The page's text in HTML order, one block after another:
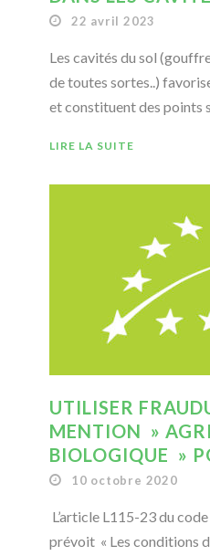
22 avril 2023
Les cavités du sol
de toutes sortes..)
et constituent des points
LIRE LA SUITE
UTILISER
MENTION »
BIOLOGIQUE »
10 octobre 2020
L’article L115-23 du
prévoit « Les conditions